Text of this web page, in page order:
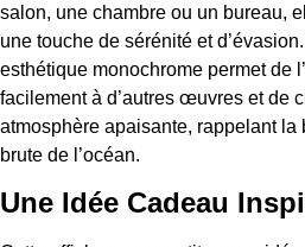
salon, une chambre ou un bureau,
une touche de sérénité et
esthétique monochrome permet de
facilement à d’autres œuvres et de
atmosphère apaisante, rappelant la
brute de l’océan.
Une Idée Cadeau